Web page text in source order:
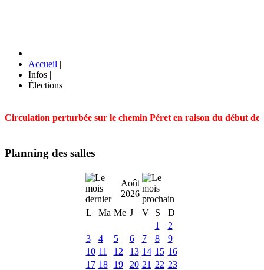
Accueil |
Infos |
Élections
Circulation perturbée sur le chemin Péret en raison du début
Planning des salles
Août
2026
L
Ma Me J V S
D
1
2
3
4 5 6 7 8
9
10 11 12 13 14 15 16
17 18 19 20 21 22 23